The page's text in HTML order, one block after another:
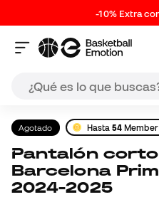
-10% Extra
Agotado Hasta54 Member
Pantalón corto Nike FC
Barcelona
2024-2025